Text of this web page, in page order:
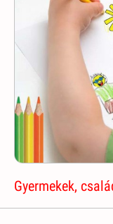
Gyermekek,